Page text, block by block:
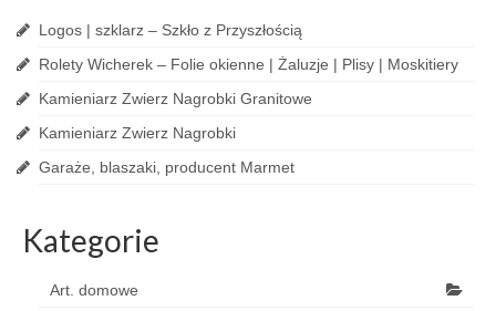
Logos | szklarz – Szkło z Przyszłością
Rolety Wicherek – Folie okienne | Żaluzje | Plisy | Moskitiery
Kamieniarz Zwierz Nagrobki Granitowe
Kamieniarz Zwierz Nagrobki
Garaże, blaszaki, producent Marmet
Kategorie
Art. domowe